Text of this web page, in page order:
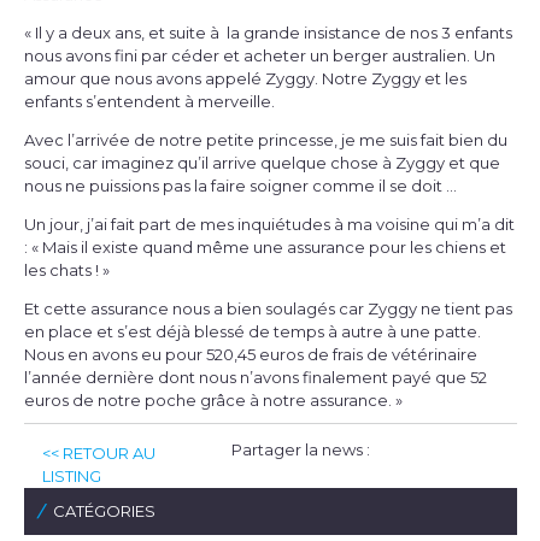
« Il y a deux ans, et suite à la grande insistance de nos 3 enfants
nous avons fini par céder et acheter un berger australien. Un
amour que nous avons appelé Zyggy. Notre Zyggy et les
enfants s’entendent à merveille.
Avec l’arrivée de notre petite princesse, je me suis fait bien du
souci, car imaginez qu’il arrive quelque chose à Zyggy et que
nous ne puissions pas la faire soigner comme il se doit …
Un jour, j’ai fait part de mes inquiétudes à ma voisine qui m’a dit
: « Mais il existe quand même une assurance pour les chiens et
les chats ! »
Et cette assurance nous a bien soulagés car Zyggy ne tient pas
en place et s’est déjà blessé de temps à autre à une patte.
Nous en avons eu pour 520,45 euros de frais de vétérinaire
l’année dernière dont nous n’avons finalement payé que 52
euros de notre poche grâce à notre assurance. »
Partager la news :
<< RETOUR AU
LISTING
CATÉGORIES